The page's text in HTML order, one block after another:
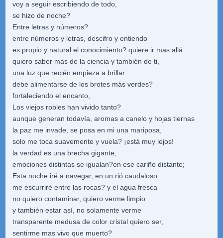
voy a seguir escribiendo de todo,
se hizo de noche?
Entre letras y números?
entre números y letras, descifro y entiendo
es propio y natural el conocimiento? quiere ir mas allá
quiero saber más de la ciencia y también de ti,
una luz que recién empieza a brillar
debe alimentarse de los brotes más verdes?
fortaleciendo el encanto,
Los viejos robles han vivido tanto?
aunque generan todavía, aromas a canelo y hojas tiernas
la paz me invade, se posa en mi una mariposa,
solo me toca suavemente y vuela? ¡está muy lejos!
la verdad es una brecha gigante,
emociones distintas se igualan?en ese cariño distante;
Esta noche iré a navegar, en un rió caudaloso
me escurriré entre las rocas? y el agua fresca
no quiero contaminar, quiero verme limpio
y también estar así, no solamente verme
transparente medusa de color cristal quiero ser,
sentirme mas vivo que muerto?